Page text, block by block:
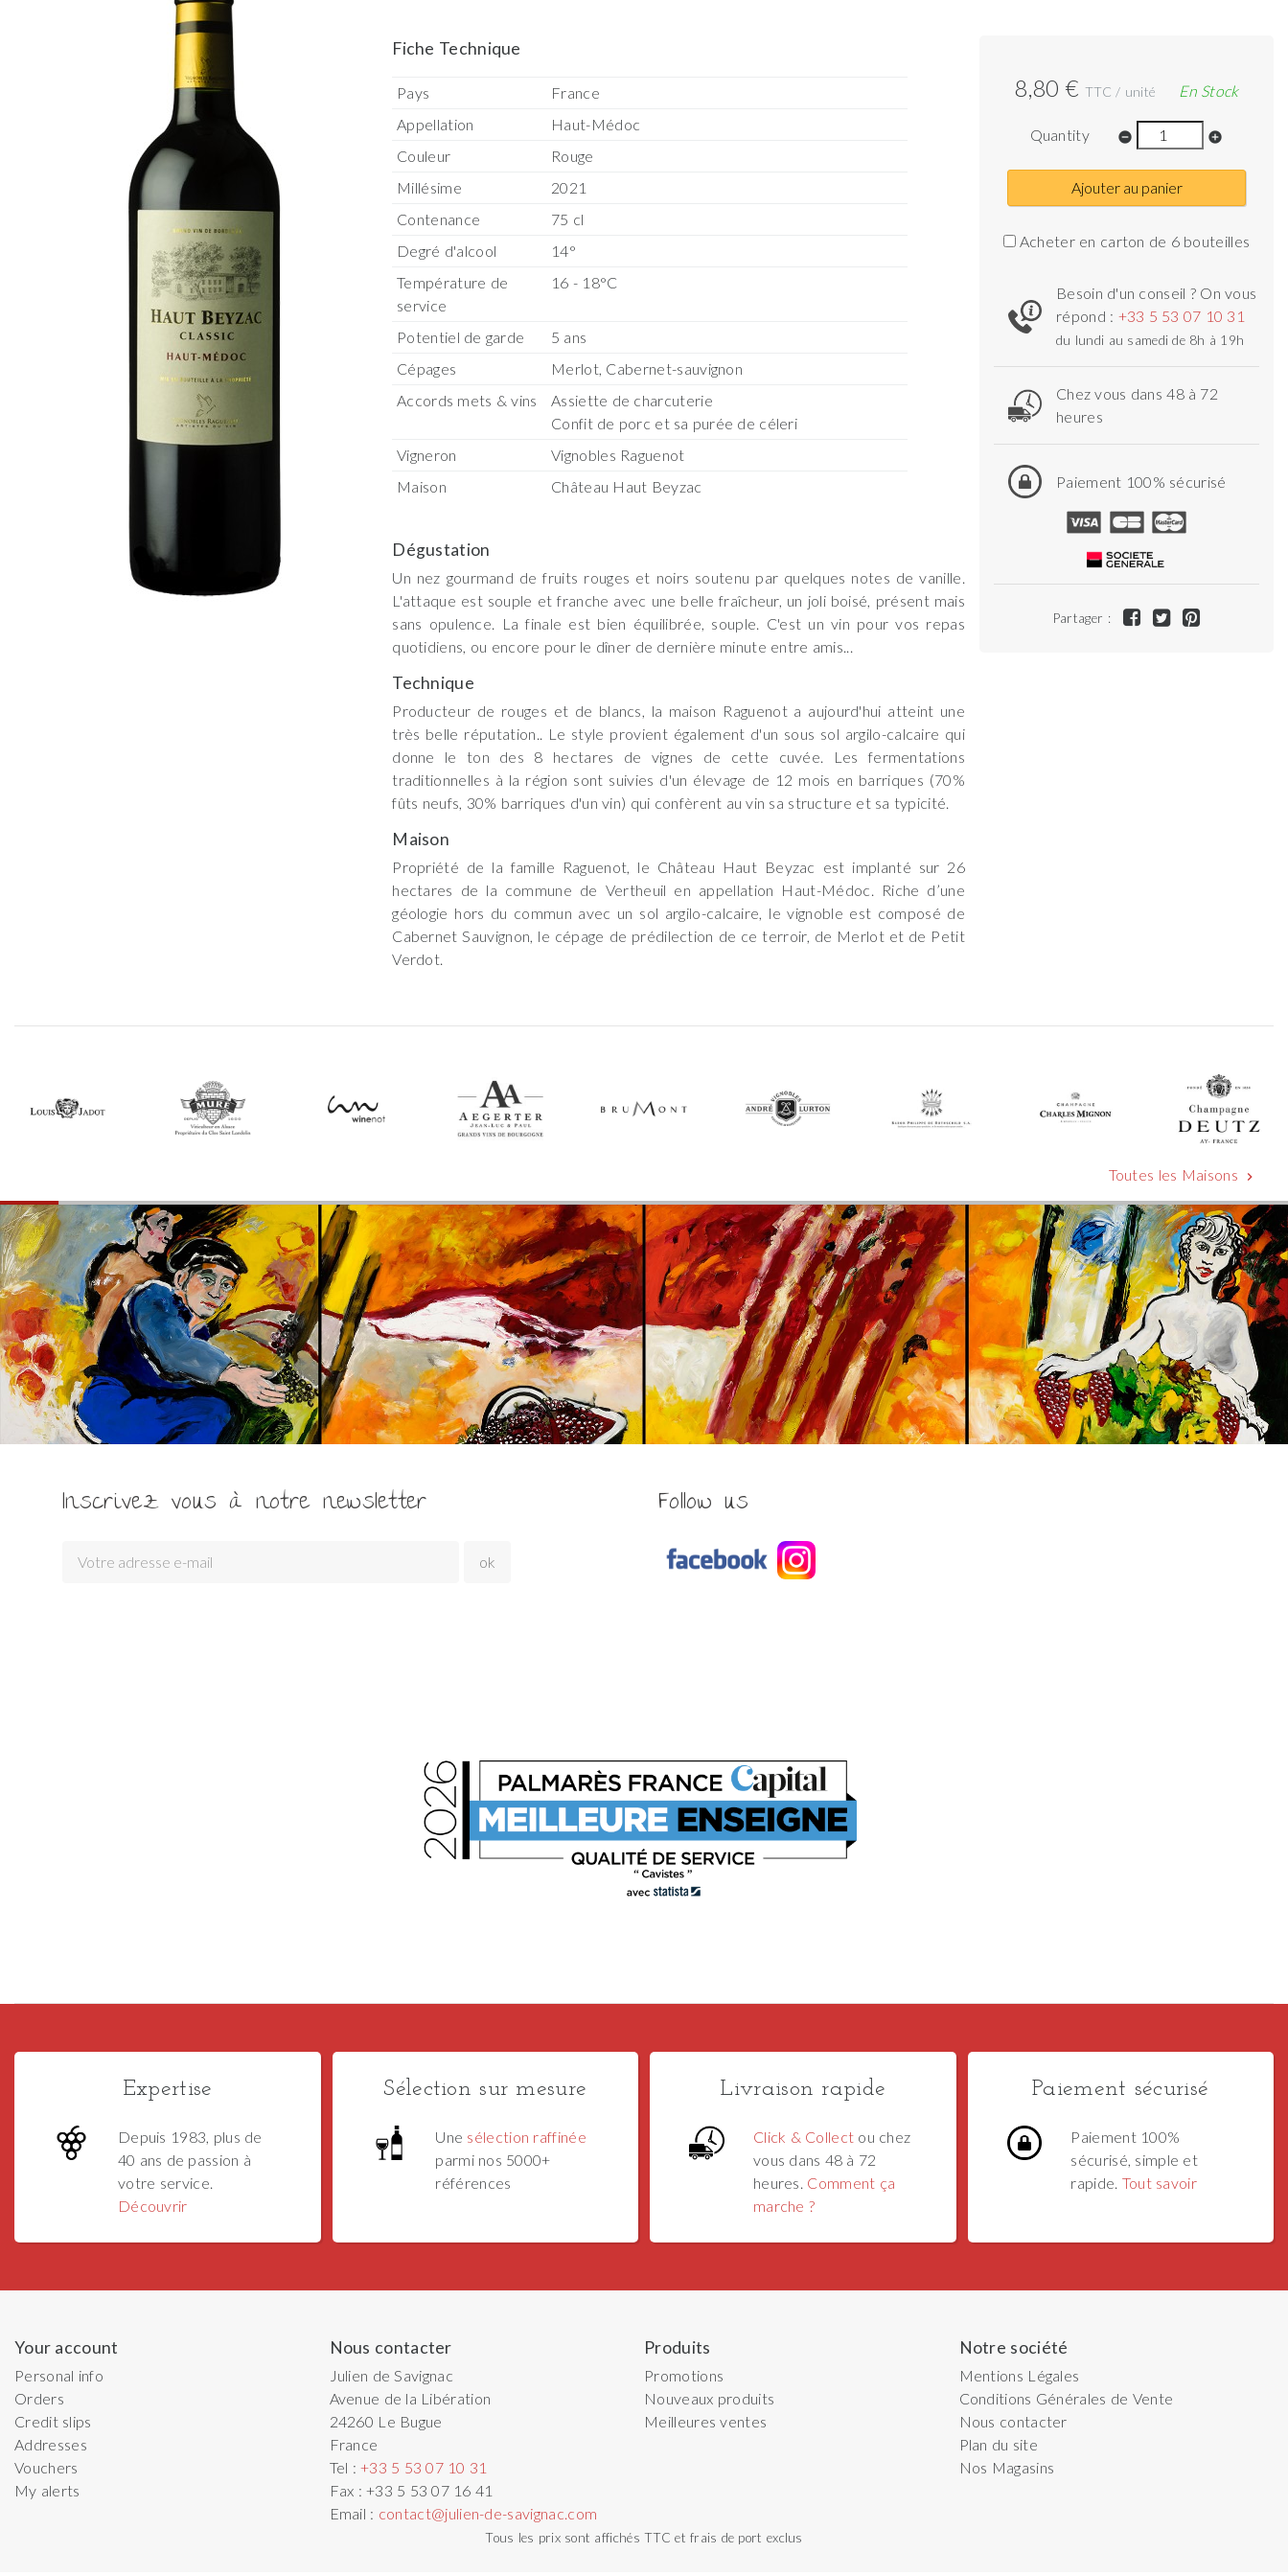
8,80 € TTC / unité En Stock
Quantity remove_circle add_circle
Ajouter au panier
Acheter en carton de 6 bouteilles
Besoin d'un conseil ? On vous
répond : +33 5 53 07 10 31
du lundi au samedi de 8h à 19h
Chez vous dans 48 à 72
heures
Paiement 100% sécurisé
Partager :
Fiche Technique
Pays
France
Appellation
Haut-Médoc
Couleur
Rouge
Millésime
2021
Contenance
75 cl
Degré d'alcool
14°
Température de
service
16 - 18°C
Potentiel de garde
5 ans
Cépages
Merlot, Cabernet-sauvignon
Accords mets & vins
Assiette de charcuterie
Confit de porc et sa purée de céleri
Vigneron
Vignobles Raguenot
Maison
Château Haut Beyzac
Dégustation
Un nez gourmand de fruits rouges et noirs soutenu par quelques notes de vanille.
L'attaque est souple et franche avec une belle fraîcheur, un joli boisé, présent mais
sans opulence. La finale est bien équilibrée, souple. C'est un vin pour vos repas
quotidiens, ou encore pour le dîner de dernière minute entre amis...
Technique
Producteur de rouges et de blancs, la maison Raguenot a aujourd'hui atteint une
très belle réputation.. Le style provient également d'un sous sol argilo-calcaire qui
donne le ton des 8 hectares de vignes de cette cuvée. Les fermentations
traditionnelles à la région sont suivies d'un élevage de 12 mois en barriques (70%
fûts neufs, 30% barriques d'un vin) qui confèrent au vin sa structure et sa typicité.
Maison
Propriété de la famille Raguenot, le Château Haut Beyzac est implanté sur 26
hectares de la commune de Vertheuil en appellation Haut-Médoc. Riche d’une
géologie hors du commun avec un sol argilo-calcaire, le vignoble est composé de
Cabernet Sauvignon, le cépage de prédilection de ce terroir, de Merlot et de Petit
Verdot.
Toutes les Maisons chevron_right
Inscrivez vous à notre newsletter Follow us
Expertise
Depuis 1983, plus de
40 ans de passion à
votre service.
Découvrir
Sélection sur mesure
Une sélection raffinée
parmi nos 5000+
références
Livraison rapide
Click & Collect ou chez
vous dans 48 à 72
heures. Comment ça
marche ?
Paiement sécurisé
Paiement 100%
sécurisé, simple et
rapide. Tout savoir
Your account
Personal info
Orders
Credit slips
Addresses
Vouchers
My alerts
Nous contacter
Julien de Savignac
Avenue de la Libération
24260 Le Bugue
France
Tel :+33 5 53 07 10 31
Fax :+33 5 53 07 16 41
Email : contact@julien-de-savignac.com
Produits
Promotions
Nouveaux produits
Meilleures ventes
Notre société
Mentions Légales
Conditions Générales de Vente
Nous contacter
Plan du site
Nos Magasins
Tous les prix sont affichés TTC et frais de port exclus